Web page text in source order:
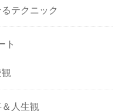
テクニック
ト
人生観